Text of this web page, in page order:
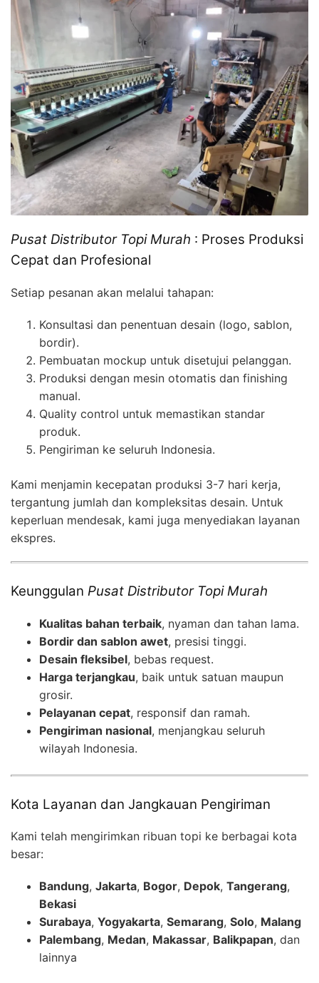
Pusat Distributor Topi Murah : Proses Produksi
Cepat dan Profesional
Setiap pesanan akan melalui tahapan:
Konsultasi dan penentuan desain (logo, sablon,
bordir).
Pembuatan mockup untuk disetujui pelanggan.
Produksi dengan mesin otomatis dan finishing
manual.
Quality control untuk memastikan standar
produk.
Pengiriman ke seluruh Indonesia.
Kami menjamin kecepatan produksi 3-7 hari kerja,
tergantung jumlah dan kompleksitas desain. Untuk
keperluan mendesak, kami juga menyediakan layanan
ekspres.
Keunggulan Pusat Distributor Topi Murah
Kualitas bahan terbaik, nyaman dan tahan lama.
Bordir dan sablon awet, presisi tinggi.
Desain fleksibel, bebas request.
Harga terjangkau, baik untuk satuan maupun
grosir.
Pelayanan cepat, responsif dan ramah.
Pengiriman nasional, menjangkau seluruh
wilayah Indonesia.
Kota Layanan dan Jangkauan Pengiriman
Kami telah mengirimkan ribuan topi ke berbagai kota
besar:
Bandung, Jakarta, Bogor, Depok, Tangerang,
Bekasi
Surabaya, Yogyakarta, Semarang, Solo, Malang
Palembang, Medan, Makassar, Balikpapan, dan
lainnya